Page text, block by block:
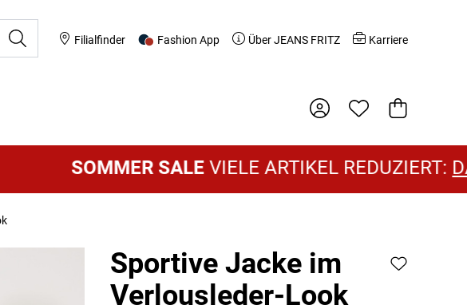
Filialfinder Fashion App Über JEANS FRITZ Karriere
Warenkorb
SOMMER SALEVIELE ARTIKEL REDUZIERT:DAMEN
Sportive Jacke im
Verlousleder-Look